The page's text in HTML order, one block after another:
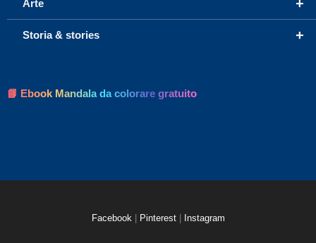
+
Arte
+
Storia & stories
📘 Ebook Mandala da colorare gratuito
Facebook Pinterest Instagram